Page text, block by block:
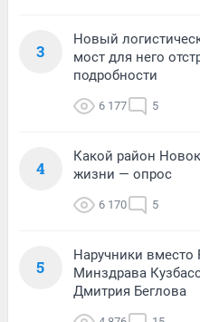
3
Новый
мост для него
подробности
6 177 5
4
Какой район
жизни — опрос
6 170 5
5
Наручники вместо
Минздрава
Дмитрия Беглова